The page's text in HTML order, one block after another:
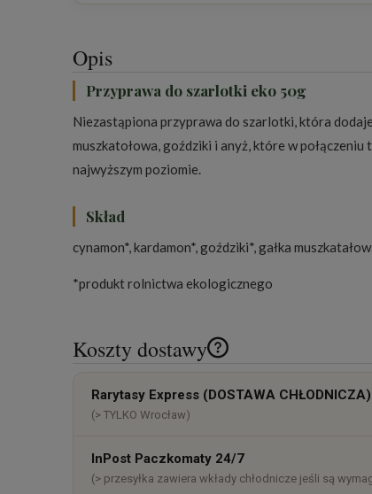
Opis
Przyprawa do szarlotki eko 50g
Niezastąpiona przyprawa do szarlotki, która
muszkatołowa, goździki i anyż, które w
najwyższym poziomie.
Skład
cynamon*, kardamon*, goździki*, gałka
*produkt rolnictwa ekologicznego
Koszty dostawy
Cena nie zawiera
Rarytasy Express (DOSTAWA CHŁODNICZA)
(> TYLKO Wrocław)
InPost Paczkomaty 24/7
(> przesyłka zawiera wkłady chłodnicze jeśli są